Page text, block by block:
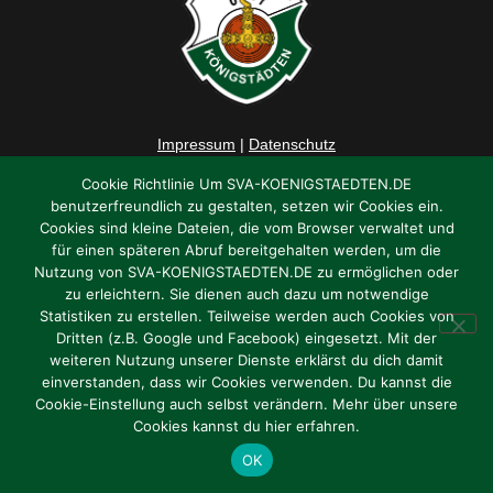
Impressum | Datenschutz
Cookie Richtlinie Um SVA-KOENIGSTAEDTEN.DE
benutzerfreundlich zu gestalten, setzen wir Cookies ein.
Cookies sind kleine Dateien, die vom Browser verwaltet und
für einen späteren Abruf bereitgehalten werden, um die
Nutzung von SVA-KOENIGSTAEDTEN.DE zu ermöglichen oder
zu erleichtern. Sie dienen auch dazu um notwendige
Statistiken zu erstellen. Teilweise werden auch Cookies von
Dritten (z.B. Google und Facebook) eingesetzt. Mit der
weiteren Nutzung unserer Dienste erklärst du dich damit
einverstanden, dass wir Cookies verwenden. Du kannst die
Cookie-Einstellung auch selbst verändern. Mehr über unsere
Cookies kannst du hier erfahren.
OK